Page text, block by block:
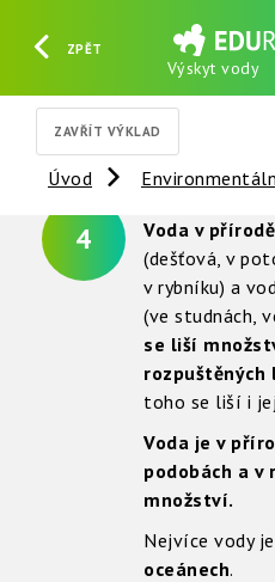
ZPĚT
Výskyt vody
ZAVŘÍT VÝKLAD
Úvod
4 Voda v přírodě
(dešťová, v
v rybníku) a
(ve studnách,
se liší
rozpuštěných
toho se liší i
Voda je v
podobách a v
množství.
Nejvíce vody
oceánech.